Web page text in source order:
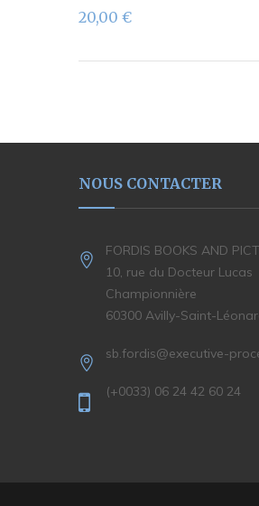
20,00 €
NOUS CONTACTER
FORDIS BOOKS AND
10, rue du Docteur Lucas
Championnière
60300 Avilly-Saint-
sb.fordis@executive-
(+0033) 06 24 42 60 24